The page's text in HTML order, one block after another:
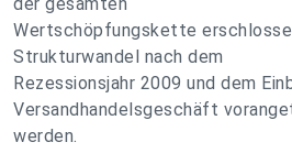
Wertschöpfungskette
Strukturwandel nach dem
Rezessionsjahr 2009 und dem
Versandhandelsgeschäft
werden.